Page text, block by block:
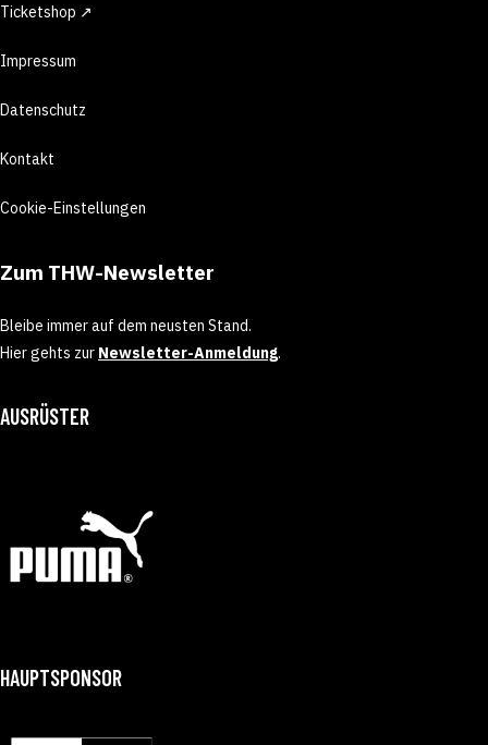
Ticketshop ↗
Impressum
Datenschutz
Kontakt
Cookie-Einstellungen
Zum THW-Newsletter
Bleibe immer auf dem neusten Stand.
Hier gehts zur Newsletter-Anmeldung.
AUSRÜSTER
HAUPTSPONSOR